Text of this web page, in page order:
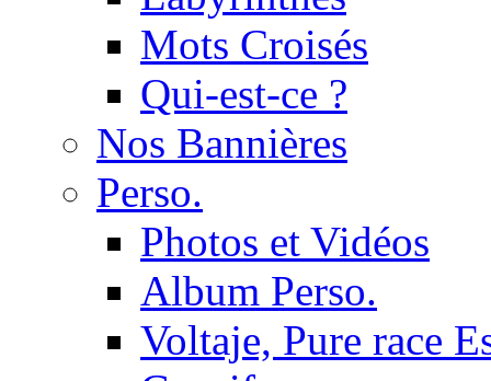
Mots Croisés
Qui-est-ce ?
Nos Bannières
Perso.
Photos et Vidéos
Album Perso.
Voltaje, Pure race